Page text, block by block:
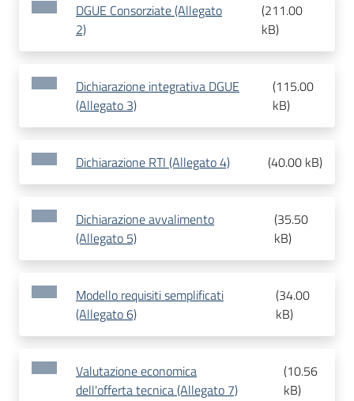
DGUE Consorziate (Allegato
2)
(211.00
kB)
Dichiarazione integrativa DGUE
(Allegato 3)
(115.00
kB)
Dichiarazione RTI (Allegato 4) (40.00 kB)
Dichiarazione avvalimento
(Allegato 5)
(35.50
kB)
Modello requisiti semplificati
(Allegato 6)
(34.00
kB)
Valutazione economica
dell'offerta tecnica (Allegato 7)
(10.56
kB)